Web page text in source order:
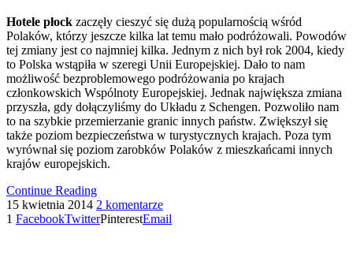
Hotele płock zaczęły cieszyć się dużą popularnością wśród
Polaków, którzy jeszcze kilka lat temu mało podróżowali. Powodów
tej zmiany jest co najmniej kilka. Jednym z nich był rok 2004, kiedy
to Polska wstąpiła w szeregi Unii Europejskiej. Dało to nam
możliwość bezproblemowego podróżowania po krajach
członkowskich Wspólnoty Europejskiej. Jednak największa zmiana
przyszła, gdy dołączyliśmy do Układu z Schengen. Pozwoliło nam
to na szybkie przemierzanie granic innych państw. Zwiększył się
także poziom bezpieczeństwa w turystycznych krajach. Poza tym
wyrównał się poziom zarobków Polaków z mieszkańcami innych
krajów europejskich.
Continue Reading
15 kwietnia 2014 2 komentarze
1 FacebookTwitterPinterestEmail